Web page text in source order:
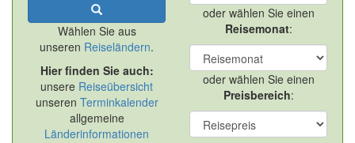
Wählen Sie aus
unseren Reiseländern.
Hier finden Sie auch:
unsere Reiseübersicht
unseren Terminkalender
allgemeine
Länderinformationen
oder wählen Sie einen
Reisemonat:
oder wählen Sie einen
Preisbereich: